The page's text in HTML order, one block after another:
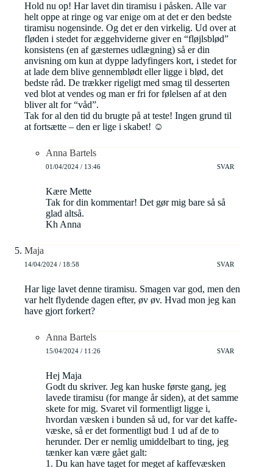
Hold nu op! Har lavet din tiramisu i påsken. Alle var
helt oppe at ringe og var enige om at det er den bedste
tiramisu nogensinde. Og det er den virkelig. Ud over at
fløden i stedet for æggehviderne giver en “fløjlsblød”
konsistens (en af gæsternes udlægning) så er din
anvisning om kun at dyppe ladyfingers kort, i stedet for
at lade dem blive gennemblødt eller ligge i blød, det
bedste råd. De trækker rigeligt med smag til desserten
ved blot at vendes og man er fri for følelsen af at den
bliver alt for “våd”.
Tak for al den tid du brugte på at teste! Ingen grund til
at fortsætte – den er lige i skabet! ☺️
Anna Bartels
01/04/2024 / 13:46 SVAR
Kære Mette
Tak for din kommentar! Det gør mig bare så så
glad altså.
Kh Anna
Maja
14/04/2024 / 18:58 SVAR
Har lige lavet denne tiramisu. Smagen var god, men den
var helt flydende dagen efter, øv øv. Hvad mon jeg kan
have gjort forkert?
Anna Bartels
15/04/2024 / 11:26 SVAR
Hej Maja
Godt du skriver. Jeg kan huske første gang, jeg
lavede tiramisu (for mange år siden), at det samme
skete for mig. Svaret vil formentligt ligge i,
hvordan væsken i bunden så ud, for var det kaffe-
væske, så er det formentligt bud 1 ud af de to
herunder. Der er nemlig umiddelbart to ting, jeg
tænker kan være gået galt:
1. Du kan have taget for meget af kaffevæsken